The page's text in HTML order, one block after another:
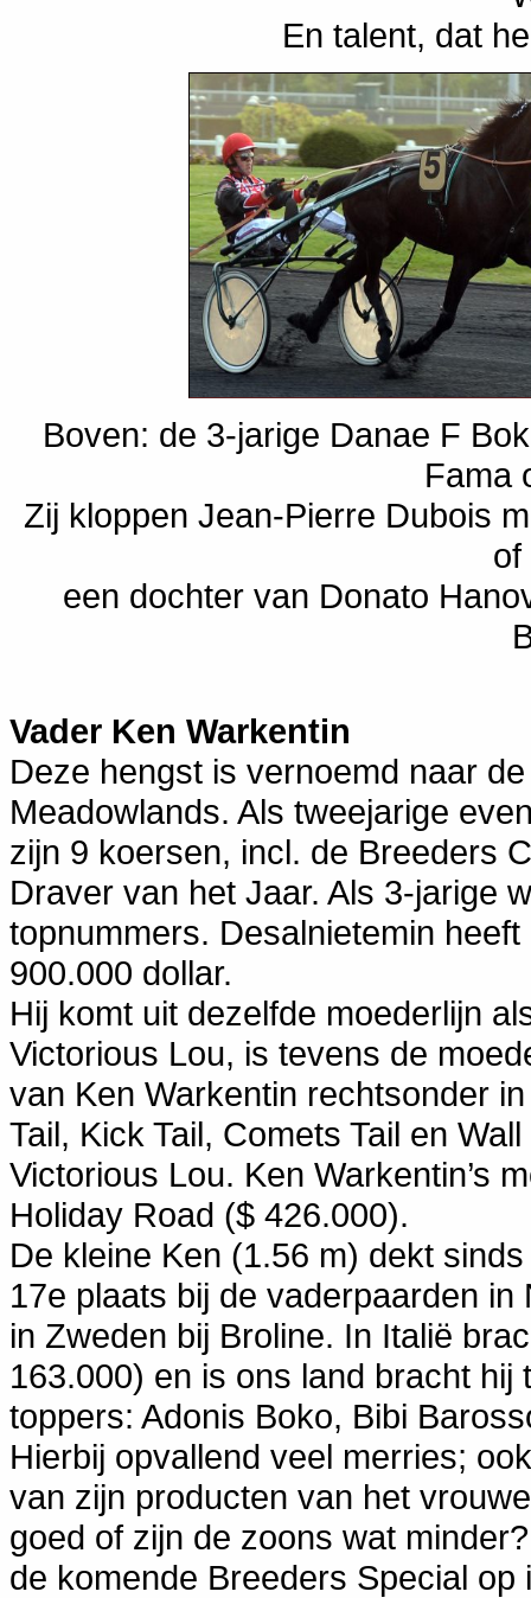
En talent, dat
Boven: de 3-jarige Danae F
Fama
Zij kloppen Jean-Pierre Dubois
of
een dochter van Donato
Vader Ken Warkentin
Deze hengst is vernoemd naar
Meadowlands. Als tweejarige
zijn 9 koersen, incl. de Breeders
Draver van het Jaar. Als 3-jarige
topnummers. Desalnietemin
900.000 dollar.
Hij komt uit dezelfde moederlijn
Victorious Lou, is tevens de
van Ken Warkentin rechtsonder
Tail, Kick Tail, Comets Tail en
Victorious Lou. Ken Warkentin’s
Holiday Road ($ 426.000).
De kleine Ken (1.56 m) dekt
17e plaats bij de vaderpaarden
in Zweden bij Broline. In Italië
163.000) en is ons land bracht
toppers: Adonis Boko, Bibi
Hierbij opvallend veel merries;
van zijn producten van het
goed of zijn de zoons wat
de komende Breeders Special op